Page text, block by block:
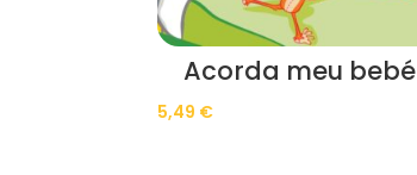
Acorda meu bebé
5,49 €